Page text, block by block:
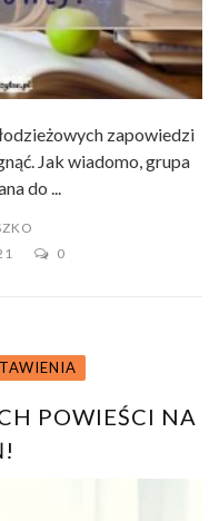
zapowiedzi
Jak wiadomo, grupa
do ...
0
POWIEŚCI NA